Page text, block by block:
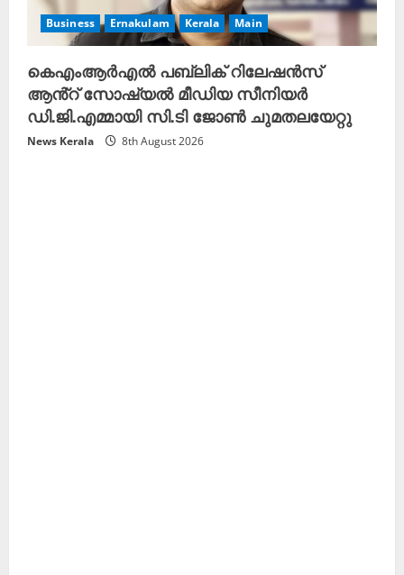
Business Ernakulam Kerala Main
കെഎംആർഎൽ പബ്ലിക് റിലേഷൻസ്
ആൻ്റ് സോഷ്യൽ മീഡിയ സീനിയർ
ഡി.ജി.എമ്മായി സി.ടി ജോൺ ചുമതലയേറ്റു
News Kerala 8th August 2026